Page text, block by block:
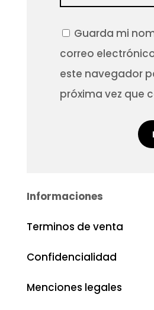
Guarda mi
correo
este navegador
próxima vez que
Informaciones
Terminos de venta
Confidencialidad
Menciones legales